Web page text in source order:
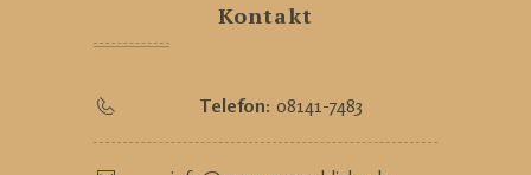
Kontakt
Telefon: 08141-7483